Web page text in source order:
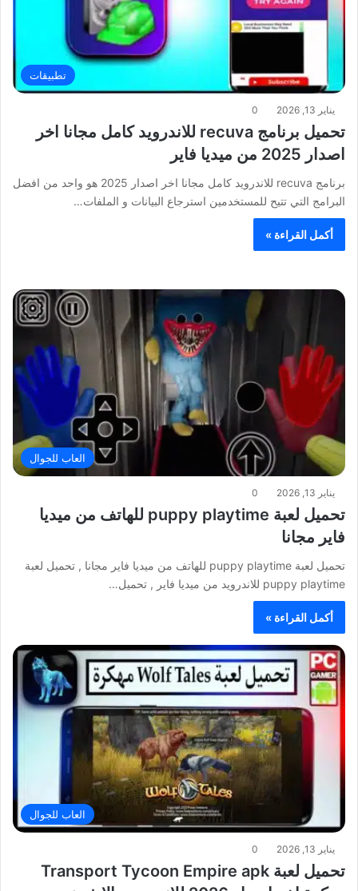
تطبيقات
يناير 13, 2026 0
تحميل برنامج recuva للاندرويد كامل مجانا اخر
اصدار 2025 من ميديا فاير
برنامج recuva للاندرويد كامل مجانا اخر اصدار 2025 هو واحد من افضل
البرامج التي تتيح للمستخدمين استرجاع البيانات و الملفات…
أكمل القراءة »
العاب للجوال
يناير 13, 2026 0
تحميل لعبة puppy playtime للهاتف من ميديا
فاير مجانا
تحميل لعبة puppy playtime للهاتف من ميديا فاير مجانا , تحميل لعبة
puppy playtime للاندرويد من ميديا فاير , تحميل…
أكمل القراءة »
العاب للجوال
يناير 13, 2026 0
تحميل لعبة Transport Tycoon Empire apk